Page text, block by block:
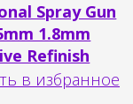
Spray Gun
1.8mm
Refinish